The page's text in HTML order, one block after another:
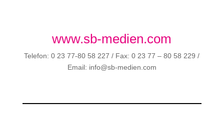
www.sb-medien.com
Telefon: 0 23 77-80 58 227 / Fax: 0 23 77 – 80 58 229 /
Email: info@sb-medien.com